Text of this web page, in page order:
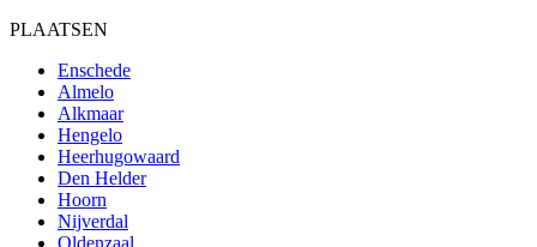
PLAATSEN
Enschede
Almelo
Alkmaar
Hengelo
Heerhugowaard
Den Helder
Hoorn
Nijverdal
Oldenzaal